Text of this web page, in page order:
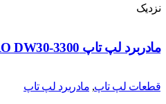
نزدیک
مادربرد لپ تاپ DELL VOSTRO DW30-3300
قطعات لپ تاپ, مادربرد لپ تاپ